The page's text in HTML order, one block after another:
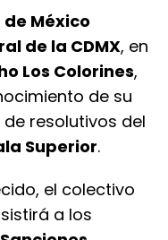
de México
de la CDMX, en
Los Colorines,
de su
resolutivos del
Superior.
el colectivo
a los